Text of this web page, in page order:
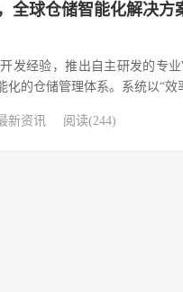
全球仓储智能化解决方
发经验，推出自主研发的专
化的仓储管理体系。系统以“效
新资讯 阅读(244)